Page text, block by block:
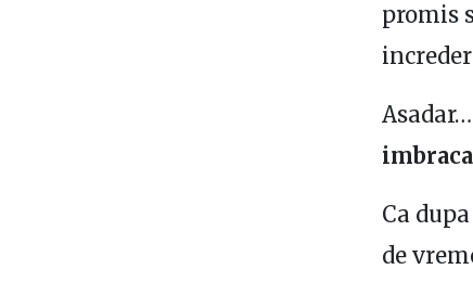
promis
Asadar…
Ca
de